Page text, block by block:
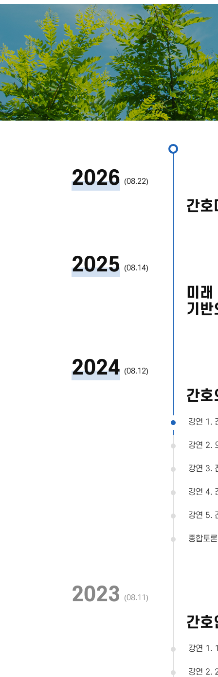
2026 (08.22)
간호
2025 (08.14)
미
기반
2024 (08.12)
간호
강연 1.
강연 2.
강연 3.
강연 4.
강연 5.
종합토론
2023 (08.11)
간호
강연 1.
강연 2.